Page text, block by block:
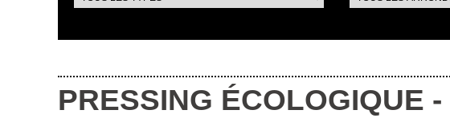
PRESSING ÉCOLOGIQUE -